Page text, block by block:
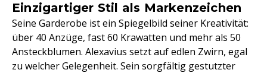
Einzigartiger Stil als Markenzeichen
Seine Garderobe ist ein Spiegelbild seiner Kreativität:
über 40 Anzüge, fast 60 Krawatten und mehr als 50
Ansteckblumen. Alexavius setzt auf edlen Zwirn, egal
zu welcher Gelegenheit. Sein sorgfältig gestutzter